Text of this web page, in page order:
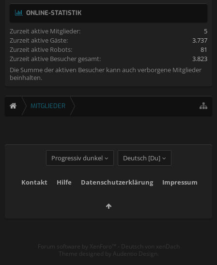
ONLINE-STATISTIK
Zurzeit aktive Mitglieder:
5
Zurzeit aktive Gäste:
3.737
Zurzeit aktive Robots:
81
Zurzeit aktive Besucher gesamt:
3.823
Die Summe der aktiven Besucher kann auch verborgene Mitglieder
beinhalten.
MITGLIEDER
Progressiv dunkel Deutsch [Du]
Kontakt Hilfe Datenschutzerklärung Impressum
Forum software by XenForo™ - Deutsch von xenDach
Theme designed by Audentio Design.